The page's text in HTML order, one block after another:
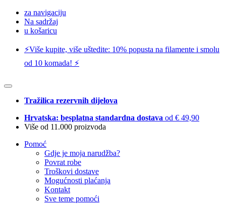
za navigaciju
Na sadržaj
u košaricu
⚡️Više kupite, više uštedite: 10% popusta na filamente i smolu
od 10 komada! ⚡️
Tražilica rezervnih dijelova
Hrvatska: besplatna standardna dostava od € 49,90
Više od 11.000 proizvoda
Pomoć
Gdje je moja narudžba?
Povrat robe
Troškovi dostave
Mogućnosti plaćanja
Kontakt
Sve teme pomoći